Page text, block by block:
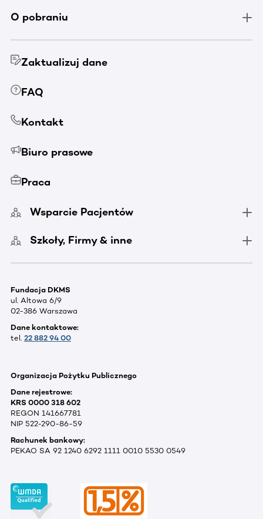
O pobraniu
Zaktualizuj dane
FAQ
Kontakt
Biuro prasowe
Praca
Wsparcie Pacjentów
Szkoły, Firmy & inne
Fundacja DKMS
ul. Altowa 6/9
02-386 Warszawa
Dane kontaktowe:
tel. 22 882 94 00
Organizacja Pożytku Publicznego
Dane rejestrowe:
KRS 0000 318 602
REGON 141667781
NIP 522-290-86-59
Rachunek bankowy:
PEKAO SA 92 1240 6292 1111 0010 5530 0549